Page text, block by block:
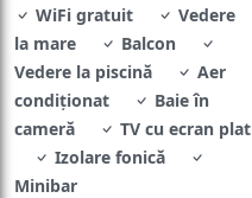
WiFi gratuit
Vedere
la mare
Balcon
Vedere la piscină
Aer
condiţionat
Baie în
cameră
TV cu ecran plat
Izolare fonică
Minibar